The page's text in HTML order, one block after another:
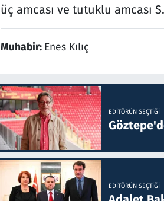
üç amcası ve tutuklu amcası
Muhabir: Enes Kılıç
EDITÖRÜN SEÇTIĞI
EDITÖRÜN SEÇTIĞI